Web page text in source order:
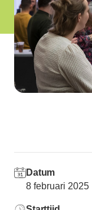
Lid worden
Datum
8 februari 2025